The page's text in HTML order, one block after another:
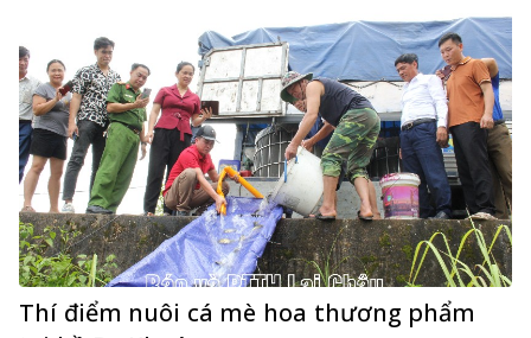
Thí điểm nuôi cá mè hoa thương phẩm